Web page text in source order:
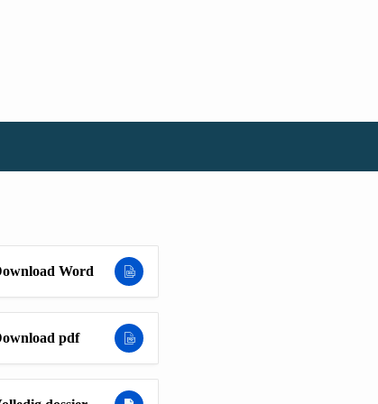
Word
pdf